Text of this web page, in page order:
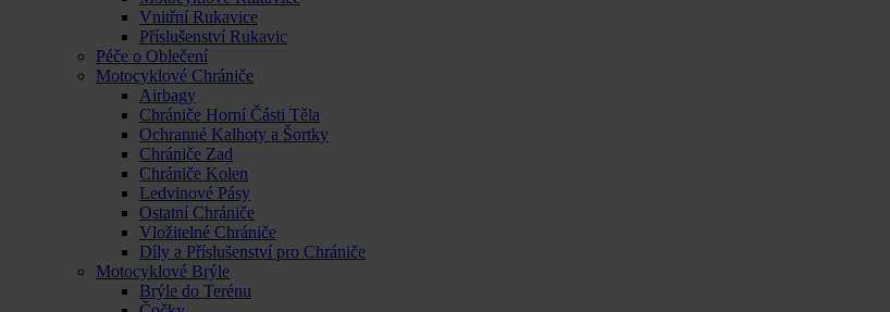
Vnitřní Rukavice
Příslušenství Rukavic
Péče o Oblečení
Motocyklové Chrániče
Airbagy
Chrániče Horní Části Těla
Ochranné Kalhoty a Šortky
Chrániče Zad
Chrániče Kolen
Ledvinové Pásy
Ostatní Chrániče
Vložitelné Chrániče
Díly a Příslušenství pro Chrániče
Motocyklové Brýle
Brýle do Terénu